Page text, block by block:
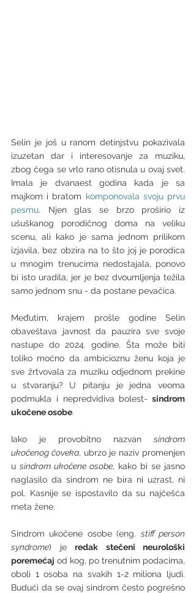
Selin je još u ranom detinjstvu pokazivala
izuzetan dar i interesovanje za muziku,
zbog čega se vrlo rano otisnula u ovaj svet.
Imala je dvanaest godina kada je sa
majkom i bratom komponovala svoju prvu
pesmu. Njen glas se brzo proširio iz
ušuškanog porodičnog doma na veliku
scenu, ali kako je sama jednom prilikom
izjavila, bez obzira na to što joj je porodica
u mnogim trenucima nedostajala, ponovo
bi isto uradila, jer je bez dvoumljenja težila
samo jednom snu - da postane pevačica.
Međutim, krajem prošle godine Selin
obaveštava javnost da pauzira sve svoje
nastupe do 2024. godine. Šta može biti
toliko moćno da ambicioznu ženu koja je
sve žrtvovala za muziku odjednom prekine
u stvaranju? U pitanju je jedna veoma
podmukla i nepredvidiva bolest- sindrom
ukočene osobe.
Iako je provobitno nazvan sindrom
ukočenog čoveka, ubrzo je naziv promenjen
u sindrom ukočene osobe, kako bi se jasno
naglasilo da sindrom ne bira ni uzrast, ni
pol. Kasnije se ispostavilo da su najčešća
meta žene.
Sindrom ukočene osobe (eng. stiff person
syndrome) je redak stečeni neurološki
poremećaj od kog, po trenutnim podacima,
oboli 1 osoba na svakih 1-2 miliona ljudi.
Budući da se ovaj sindrom često pogrešno